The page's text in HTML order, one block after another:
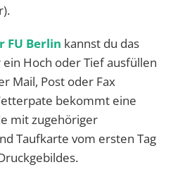
FU Berlin kannst du das
Hoch oder Tief ausfüllen
Mail, Post oder Fax
bekommt eine
mit zugehöriger
Taufkarte vom ersten Tag